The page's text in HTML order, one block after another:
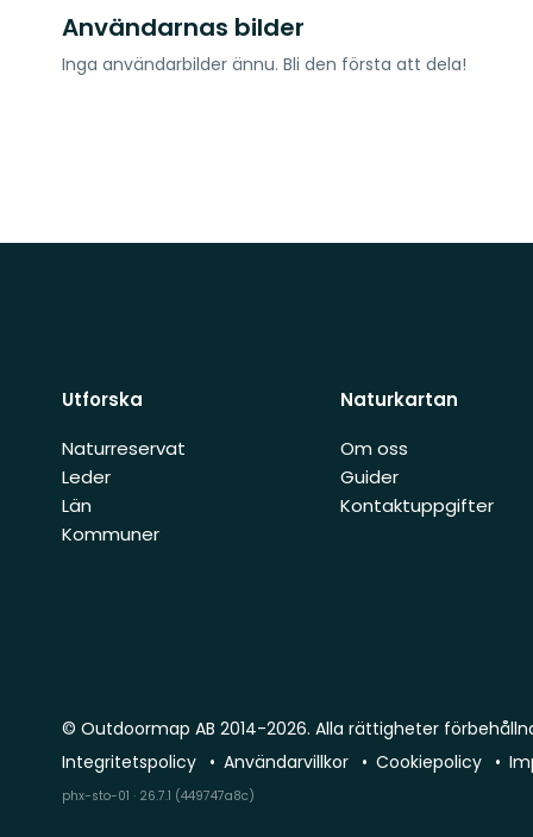
Användarnas bilder
Inga användarbilder ännu. Bli den första att dela!
Utforska
Naturreservat
Leder
Län
Kommuner
Naturkartan
Om oss
Guider
Kontaktuppgifter
© Outdoormap AB 2014-2026. Alla rättigheter
Integritetspolicy
Användarvillkor Cookiepolicy
phx-sto-01 · 26.7.1 (449747a8c)